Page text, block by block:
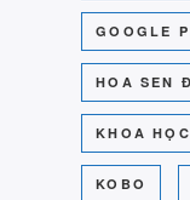
GOOGLE
HOA SEN
KHOA
KOBO